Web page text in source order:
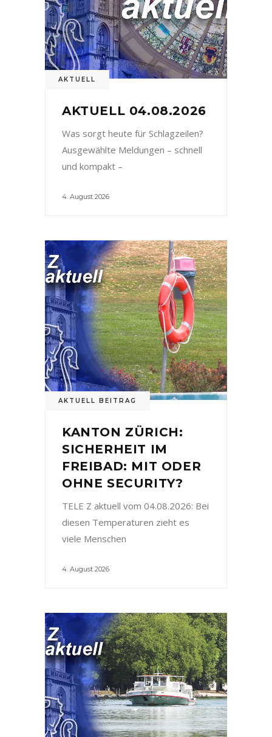
AKTUELL
AKTUELL 04.08.2026
Was sorgt heute für Schlagzeilen?
Ausgewählte Meldungen – schnell
und kompakt –
4. August 2026
AKTUELL BEITRAG
KANTON ZÜRICH:
SICHERHEIT IM
FREIBAD: MIT ODER
OHNE SECURITY?
TELE Z aktuell vom 04.08.2026: Bei
diesen Temperaturen zieht es
viele Menschen
4. August 2026